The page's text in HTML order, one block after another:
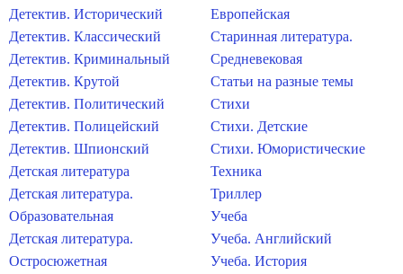
Детектив. Исторический
Детектив. Классический
Детектив. Криминальный
Детектив. Крутой
Детектив. Политический
Детектив. Полицейский
Детектив. Шпионский
Детская литература
Детская литература.
Образовательная
Детская литература.
Остросюжетная
Европейская
Старинная литература.
Средневековая
Статьи на разные темы
Стихи
Стихи. Детские
Стихи. Юмористические
Техника
Триллер
Учеба
Учеба. Английский
Учеба. История